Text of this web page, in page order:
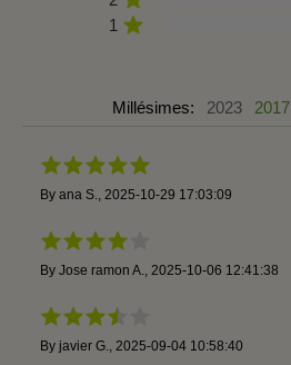
1
Millésimes: 2023 2017
By ana S. 2025-10-29 17:03:09
By Jose ramon A. 2025-10-06 12:41:38
By javier G. 2025-09-04 10:58:40